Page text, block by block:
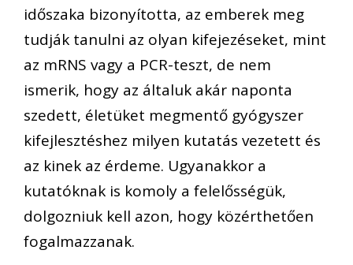
időszaka bizonyította, az emberek meg
tudják tanulni az olyan kifejezéseket, mint
az mRNS vagy a PCR-teszt, de nem
ismerik, hogy az általuk akár naponta
szedett, életüket megmentő gyógyszer
kifejlesztéshez milyen kutatás vezetett és
az kinek az érdeme. Ugyanakkor a
kutatóknak is komoly a felelősségük,
dolgozniuk kell azon, hogy közérthetően
fogalmazzanak.